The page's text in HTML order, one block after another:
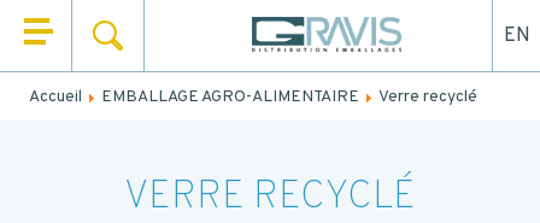
QUI SOMMES NOUS ?
NOS UNIVERS
RECHERCHER
EN
Accueil EMBALLAGE AGRO-ALIMENTAIRE Verre recyclé
VERRE RECYCLÉ
Remplissez le formulaire ci-dessous pour être rappelé ou